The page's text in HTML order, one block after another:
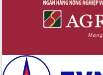
công tác cải cách thủ tục hành chính
tại Trung tâm Phục vụ hành chính
Đắk Lắk: Tôn vinh 46 giải pháp tại Hội
Đắk Lắk rà soát, điều chỉnh Đề án 190
về phát triển nuôi trồng thủy sản